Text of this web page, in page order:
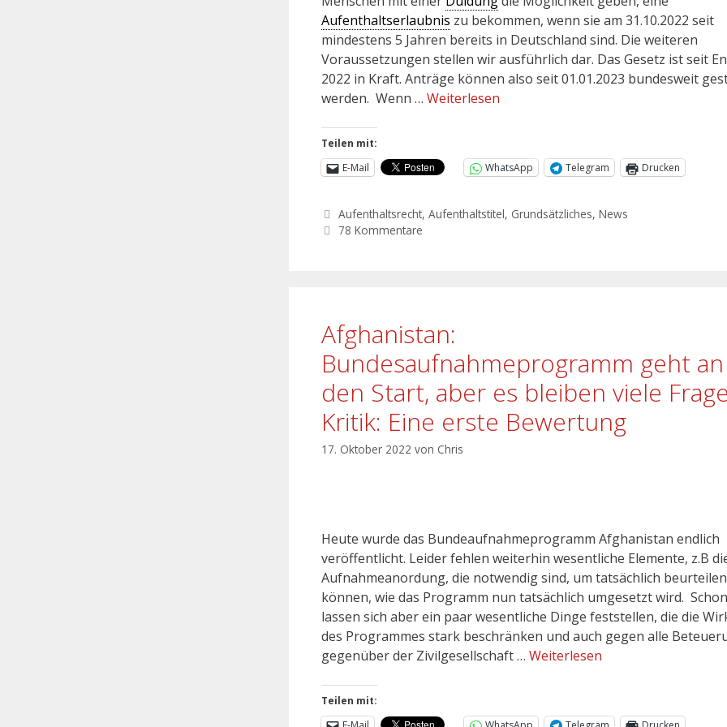
Aufenthaltserlaubnis zu bekommen, wenn sie am 31.10.2022 seit
mindestens 5 Jahren bereits in Deutschland sind. Die weiteren
Voraussetzungen stellen wir ausführlich dar. Das Gesetz ist seit
2022 in Kraft. Anträge können also seit 01.01.2023 bundesweit
werden. Wenn … Weiterlesen
Teilen mit:
E-Mail
WhatsApp Telegram Drucken
Aufenthaltsrecht,Aufenthaltstitel, Grundsätzliches,News
78 Kommentare
Afghanistan:
Bundesaufnahmeprogramm geht an
den Start, aber es bleiben viele
Kritik: Eine erste Bewertung
17. Oktober 2022 von Chris
Heute wurde das Bundeaufnahmeprogramm Afghanistan endlich
veröffentlicht. Leider fehlen weiterhin wesentliche Elemente, z.B
Aufnahmeanordung, die notwendig sind, um tatsächlich
können, wie das Programm nun tatsächlich umgesetzt wird.
lassen sich aber ein paar wesentliche Dinge feststellen, die die
des Programmes stark beschränken und auch gegen alle
gegenüber der Zivilgesellschaft … Weiterlesen
Teilen mit: